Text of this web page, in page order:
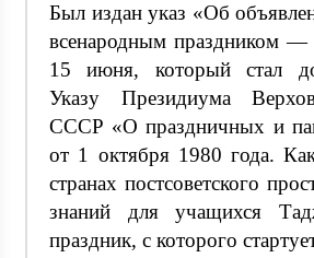
Был издан указ «Об
всенародным праздником —
15 июня, который стал
Указу Президиума
СССР «О праздничных и
от 1 октября 1980 года.
странах постсоветского
знаний для учащихся
праздник, с которого